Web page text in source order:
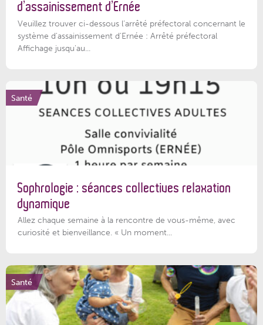
d’assainissement d’Ernée
Veuillez trouver ci-dessous l’arrêté préfectoral concernant le
système d'assainissement d'Ernée : Arrêté préfectoral
Affichage jusqu'au...
Santé
Sophrologie : séances collectives relaxation
dynamique
Allez chaque semaine à la rencontre de vous-même, avec
curiosité et bienveillance. « Un moment...
Santé